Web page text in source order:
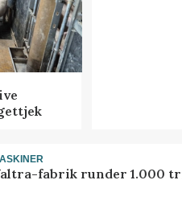
fabrik runder 1.000